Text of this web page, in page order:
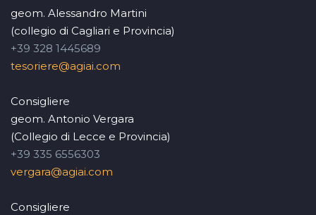
geom. Alessandro Martini
(collegio di Cagliari e Provincia)
+39 328 1445689
tesoriere@agiai.com
Consigliere
geom. Antonio Vergara
(Collegio di Lecce e Provincia)
+39 335 6556303
vergara@agiai.com
Consigliere